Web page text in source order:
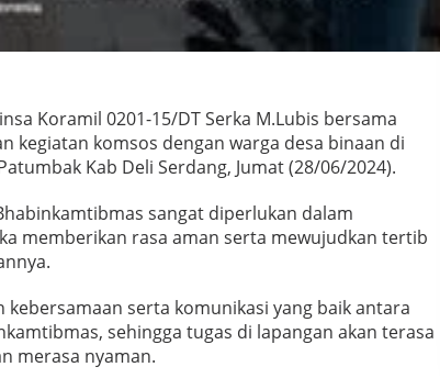
Koramil 0201-15/DT Serka M.Lubis bersama
kegiatan komsos dengan warga desa binaan di
Kab Deli Serdang, Jumat (28/06/2024).
sangat diperlukan dalam
memberikan rasa aman serta mewujudkan tertib
serta komunikasi yang baik antara
sehingga tugas di lapangan akan terasa
merasa nyaman.